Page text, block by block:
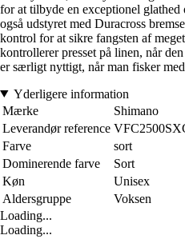
for at tilbyde en exceptionel
også udstyret med Duracross
kontrol for at sikre fangsten af
kontrollerer presset på linen, når
er særligt nyttigt, når man fisker
Yderligere information
Mærke
Shimano
Leverandør reference
Farve
sort
Dominerende farve
Sort
Køn
Unisex
Aldersgruppe
Voksen
Loading...
Loading...